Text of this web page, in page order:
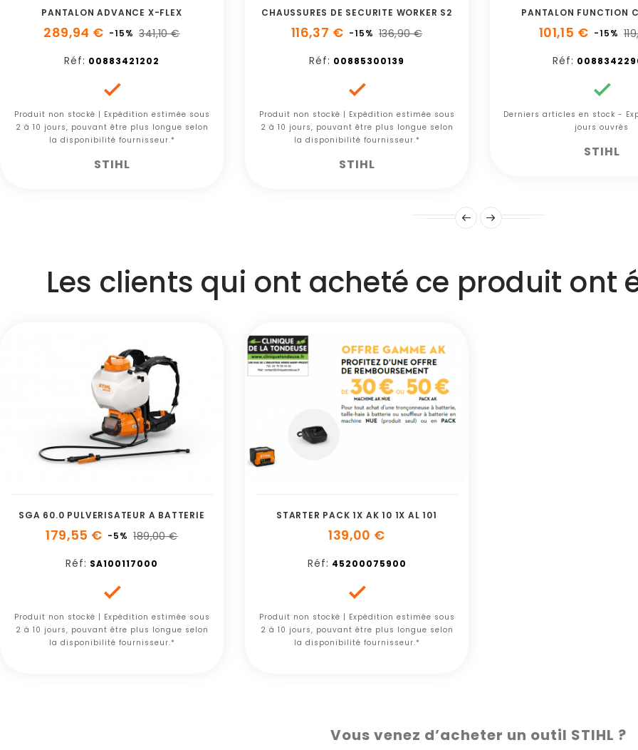
PANTALON ADVANCE X-FLEX
289,94 € -15% 341,10 €
Réf: 00883421202

Produit non stocké | Expédition estimée sous
2 à 10 jours, pouvant être plus longue selon
la disponibilité fournisseur.*
STIHL
CHAUSSURES DE SECURITE WORKER S2
116,37 € -15% 136,90 €
Réf: 00885300139

Produit non stocké | Expédition estimée sous
2 à 10 jours, pouvant être plus longue selon
la disponibilité fournisseur.*
STIHL
PANTALON FUNCTION
101,15 € -15%
Réf:

Derniers articles en stock -
jours ouvrés
STIHL
Les clients qui ont acheté ce produit ont
SGA 60.0 PULVERISATEUR A BATTERIE
179,55 € -5% 189,00 €
Réf: SA100117000

Produit non stocké | Expédition estimée sous
2 à 10 jours, pouvant être plus longue selon
la disponibilité fournisseur.*
STARTER PACK 1X AK 10 1X AL 101
139,00 €
Réf: 45200075900

Produit non stocké | Expédition estimée sous
2 à 10 jours, pouvant être plus longue selon
la disponibilité fournisseur.*
Vous venez d’acheter un outil STIHL ?